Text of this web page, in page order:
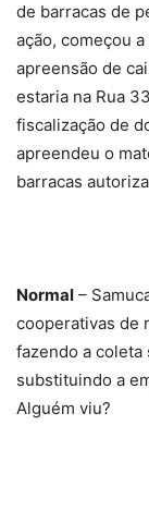
de barracas de
ação, começou
apreensão de
estaria na Rua
fiscalização de
apreendeu o
barracas
Normal –
cooperativas de
fazendo a coleta
substituindo a
Alguém viu?